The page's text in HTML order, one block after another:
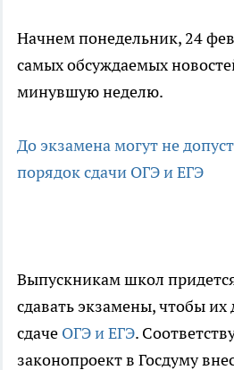
Начнем понедельник, 24
самых обсуждаемых
минувшую неделю.
До экзамена могут не
порядок сдачи ОГЭ и ЕГЭ
Выпускникам школ
сдавать экзамены, чтобы их
сдаче ОГЭ и ЕГЭ.
законопроект в Госдуму